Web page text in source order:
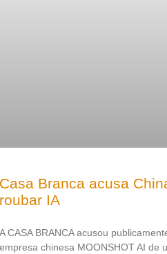
Casa Branca acusa
roubar IA
A CASA BRANCA acusou
empresa chinesa MOONSHOT AI de